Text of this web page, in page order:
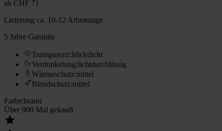
ab CHF 71
Lieferung ca. 10-12 Arbeitstage
5 Jahre Garantie
Transparenz:blickdicht
Verdunkelung:lichtdurchlässig
Wärmeschutz:mittel
Blendschutz:mittel
Farbe:braun
Über 900 Mal gekauft